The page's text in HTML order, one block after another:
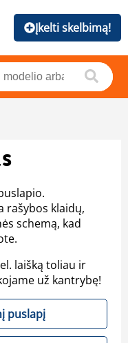
Įkelti skelbimą!
rašybos klaidų,
schemą, kad
laišką toliau ir
už kantrybę!
puslapį